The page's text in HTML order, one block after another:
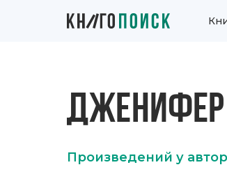
ДЖЕНИФЕР
Произведений у